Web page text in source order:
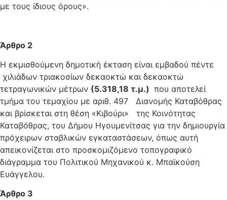
µε τους ίδιους όρους».
Άρθρο 2
Η εκμισθούμενη δημοτική έκταση είναι εμβαδού πέντε
χιλιάδων τριακοσίων δεκαοκτώ και δεκαοκτώ
τετραγωνικών μέτρων (5.318,18 τ.μ.) που αποτελεί
τμήμα του τεμαχίου με αριθ. 497 Διανομής Καταβόθρας
και βρίσκεται στη θέση «Κιβούρι» της Κοινότητας
Καταβόθρας, του Δήμου Ηγουμενίτσας για την δημιουργία
πρόχειρων σταβλικών εγκαταστάσεων, όπως αυτή
απεικονίζεται στο προσκομιζόμενο τοπογραφικό
διάγραμμα του Πολιτικού Μηχανικού κ. Μπαϊκούση
Ευάγγελου.
Άρθρο 3